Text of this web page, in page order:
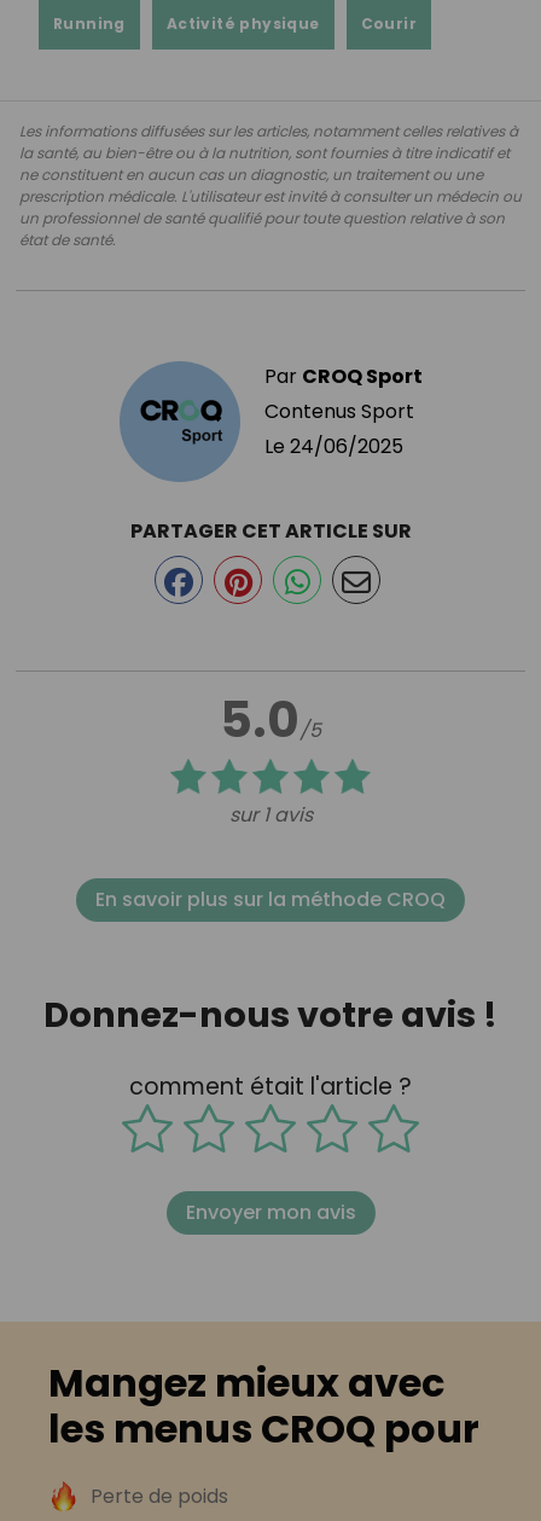
Running Activité physique Courir
Les informations diffusées sur les articles, notamment celles relatives à
la santé, au bien-être ou à la nutrition, sont fournies à titre indicatif et
ne constituent en aucun cas un diagnostic, un traitement ou une
prescription médicale. L'utilisateur est invité à consulter un médecin ou
un professionnel de santé qualifié pour toute question relative à son
état de santé.
Par CROQ Sport
Contenus Sport
Le 24/06/2025
5.0/5
sur 1 avis
PARTAGER CET ARTICLE SUR
En savoir plus sur la méthode CROQ
Donnez-nous votre avis !
comment était l'article ?
Envoyer mon avis
Mangez mieux avec
les menus CROQ pour
Perte de poids